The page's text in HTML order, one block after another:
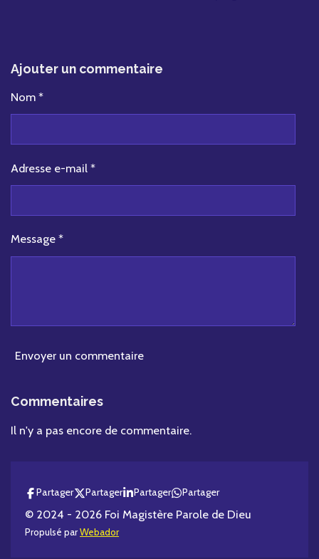
Ajouter un commentaire
Nom *
Adresse e-mail *
Message *
Envoyer un commentaire
Commentaires
Il n'y a pas encore de commentaire.
Partager Partager Partager Partager
© 2024 - 2026 Foi Magistère Parole de Dieu
Propulsé parWebador